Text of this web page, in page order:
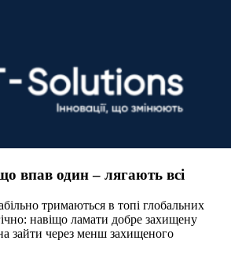
впав один – лягають всі
тримаються в топі глобальних
навіщо ламати добре захищену
зайти через менш захищеного